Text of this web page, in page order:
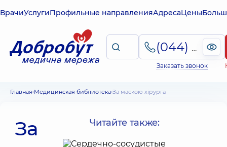
ВрачиУслугиПрофильные направленияАдресаЦены
(044) 495-2-888
Заказать звонок
Главная Медицинская библиотека За маскою хірурга
За
Читайте также: